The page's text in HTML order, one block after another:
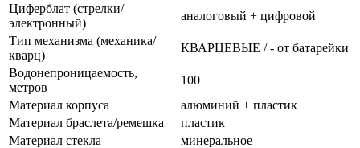
Циферблат (стрелки/
электронный)
аналоговый + цифровой
Тип механизма (механика/
кварц)
КВАРЦЕВЫЕ / - от батарейки
Водонепроницаемость,
метров
100
Материал корпуса
алюминий + пластик
Материал браслета/ремешка
пластик
Материал стекла
минеральное